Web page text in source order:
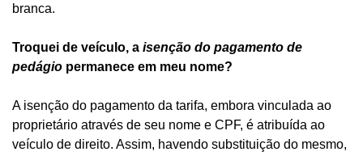
branca.
Troquei de veículo, a isenção do pagamento de
pedágio permanece em meu nome?
A isenção do pagamento da tarifa, embora vinculada ao
proprietário através de seu nome e CPF, é atribuída ao
veículo de direito. Assim, havendo substituição do mesmo,